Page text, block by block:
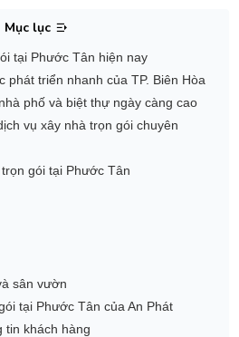
Mục lục
tại Phước Tân hiện nay
phát triển nhanh của TP. Biên Hòa
phố và biệt thự ngày càng cao
vụ xây nhà trọn gói chuyên
gói tại Phước Tân
sân vườn
tại Phước Tân của An Phát
tin khách hàng